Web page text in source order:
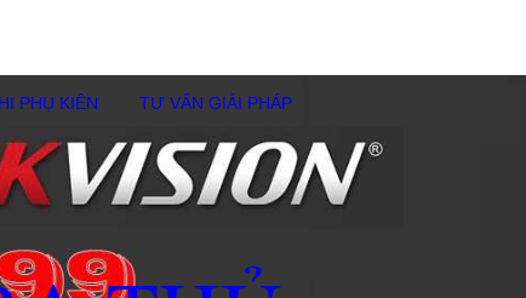
PHỤ KIÊN TƯ VẤN GIẢI PHÁP